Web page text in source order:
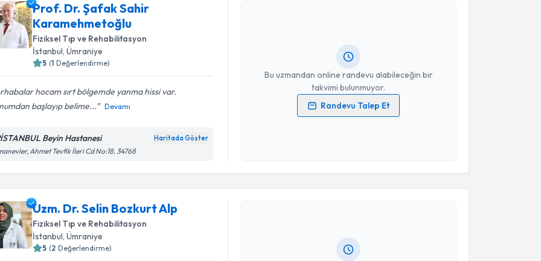
Prof. Dr. Şafak Sahir
Karamehmetoğlu
Fiziksel Tıp ve Rehabilitasyon
İstanbul, Ümraniye
5 (1 Değerlendirme)
hocam sırt bölgemde yanma hissi var.
başlayıp belime...
Devamı
Beyin Hastanesi Haritada Göster
Ahmet Tevfik İleri Cd No:18, 34768
Bu uzmandan online randevu alabileceğin bir
takvimi bulunmuyor.
Randevu Talep Et
Kişisel verilerimin işlenmesine ilişkinAydınlatma Metni
Uzm. Dr. Selin Bozkurt Alp
Fiziksel Tıp ve Rehabilitasyon
İstanbul, Ümraniye
5 (2 Değerlendirme)
Randevu Takvimi Talebi
Uzm. Dr. Selin Bozkurt Alp